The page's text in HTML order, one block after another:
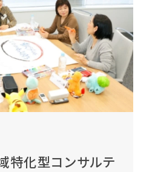
特化型コンサルテ